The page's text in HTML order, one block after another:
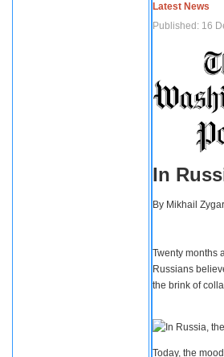
Latest News
Published: 16
In
By Mikhail Zygar
Twenty months
Russians
the brink of
Today, the